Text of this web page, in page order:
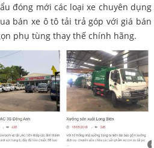
đóng mới các loại xe chuyên dụng
bán xe ô tô tải trả góp với giá bán
phụ tùng thay thế chính hãng.